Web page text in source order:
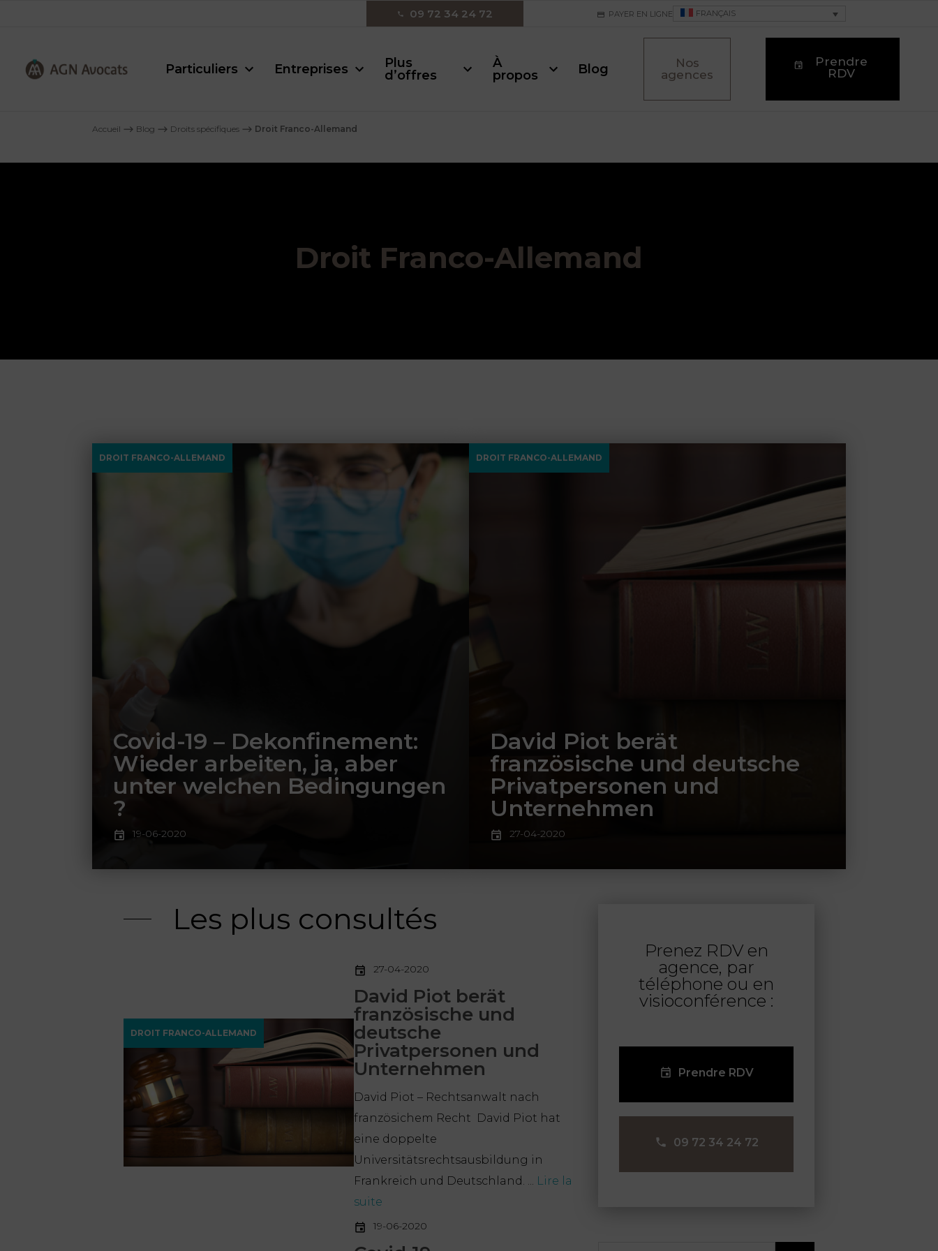
09 72 34 24 72 PAYER EN LIGNE FRANÇAIS
Particuliers Entreprises
Plus
d’offres
À
propos
Blog
Nos
agences
Prendre
RDV
Accueil ⟶ Blog ⟶ Droits spécifiques ⟶ Droit Franco-Allemand
Droit Franco-Allemand
DROIT FRANCO-ALLEMAND
19-06-2020
Covid-19 – Dekonfinement:
Wieder arbeiten, ja, aber
unter welchen Bedingungen
?
DROIT FRANCO-ALLEMAND
27-04-2020
David Piot berät
französische und deutsche
Privatpersonen und
Unternehmen
Les plus consultés
DROIT FRANCO-ALLEMAND
27-04-2020
David Piot berät
französische und
deutsche
Privatpersonen und
Unternehmen
David Piot – Rechtsanwalt nach
französichem Recht David Piot hat
eine doppelte
Universitätsrechtsausbildung in
Frankreich und Deutschland. ... Lire la
suite
19-06-2020
Prenez RDV en
agence, par
téléphone ou en
visioconférence :
Prendre RDV
09 72 34 24 72